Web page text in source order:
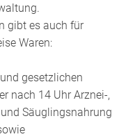
gibt es auch für
Waren:
gesetzlichen
nach 14 Uhr Arznei-,
Säuglingsnahrung